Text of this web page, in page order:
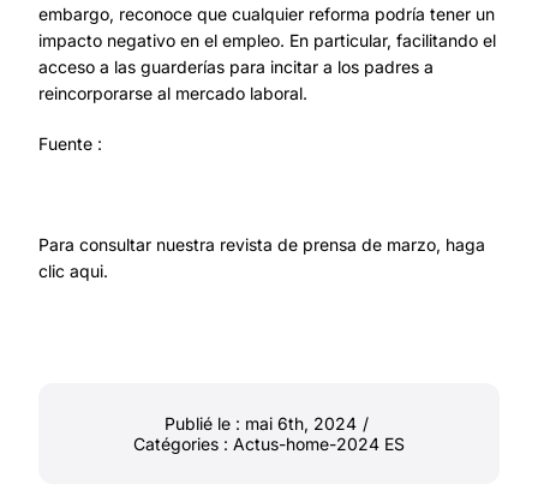
embargo, reconoce que cualquier reforma podría tener un
impacto negativo en el empleo. En particular, facilitando el
acceso a las guarderías para incitar a los padres a
reincorporarse al mercado laboral.
Fuente :
Para consultar nuestra revista de prensa de marzo, haga
clic aqui.
Publié le : mai 6th, 2024 /
Catégories : Actus-home-2024 ES